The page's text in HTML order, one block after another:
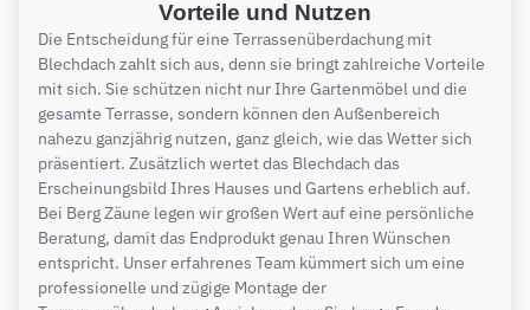
Vorteile und Nutzen
Die Entscheidung für eine Terrassenüberdachung mit
Blechdach zahlt sich aus, denn sie bringt zahlreiche Vorteile
mit sich. Sie schützen nicht nur Ihre Gartenmöbel und die
gesamte Terrasse, sondern können den Außenbereich
nahezu ganzjährig nutzen, ganz gleich, wie das Wetter sich
präsentiert. Zusätzlich wertet das Blechdach das
Erscheinungsbild Ihres Hauses und Gartens erheblich auf.
Bei Berg Zäune legen wir großen Wert auf eine persönliche
Beratung, damit das Endprodukt genau Ihren Wünschen
entspricht. Unser erfahrenes Team kümmert sich um eine
professionelle und zügige Montage der